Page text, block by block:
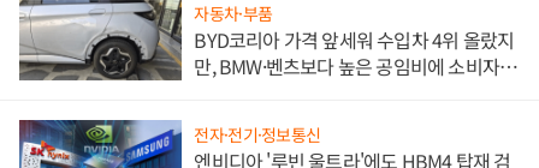
자동차·부품
BYD코리아 가격 앞세워 수입차 4위 올랐지
만, BMW·벤츠보다 높은 공임비에 소비자
전자·전기·정보통신
엔비디아 '루빈 울트라'에도 HBM4 탑재 검